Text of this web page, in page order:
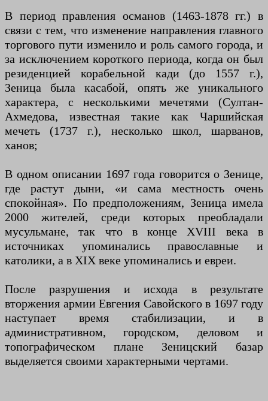
В период правления османов (1463-1878 гг.) в
связи с тем, что изменение направления главного
торгового пути изменило и роль самого города, и
за исключением короткого периода, когда он был
резиденцией корабельной кади (до 1557 г.),
Зеница была касабой, опять же уникального
характера, с несколькими мечетями (Султан-
Ахмедова, известная такие как Чаршийская
мечеть (1737 г.), несколько школ, шарванов,
ханов;
В одном описании 1697 года говорится о Зенице,
где растут дыни, «и сама местность очень
спокойная». По предположениям, Зеница имела
2000 жителей, среди которых преобладали
мусульмане, так что в конце XVIII века в
источниках упоминались православные и
католики, а в XIX веке упоминались и евреи.
После разрушения и исхода в результате
вторжения армии Евгения Савойского в 1697 году
наступает время стабилизации, и в
административном, городском, деловом и
топографическом плане Зеницский базар
выделяется своими характерными чертами.